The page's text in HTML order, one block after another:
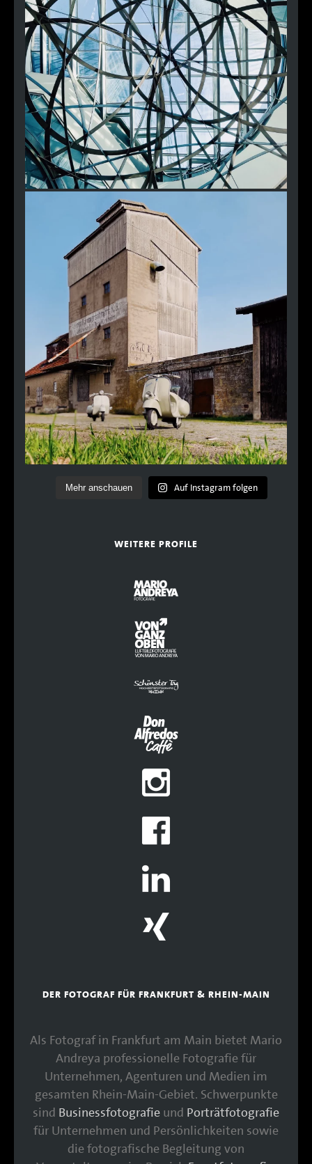
Mehr anschauen Auf Instagram folgen
WEITERE PROFILE
DER FOTOGRAF FÜR FRANKFURT & RHEIN-MAIN
Als Fotograf in Frankfurt am Main bietet Mario
Andreya professionelle Fotografie für
Unternehmen, Agenturen und Medien im
gesamten Rhein-Main-Gebiet. Schwerpunkte
sind Businessfotografie und Porträtfotografie
für Unternehmen und Persönlichkeiten sowie
die fotografische Begleitung von